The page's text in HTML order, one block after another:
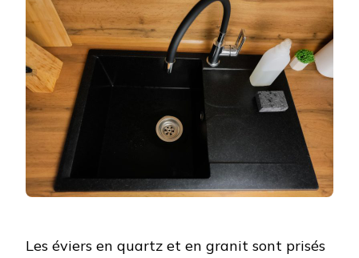
Les éviers en quartz et en granit sont prisés